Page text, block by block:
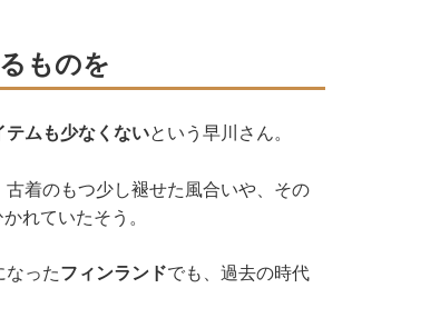
ものを
テムも少なくないという早川さん。
着のもつ少し褪せた風合いや、その
れていたそう。
なったフィンランドでも、過去の時代